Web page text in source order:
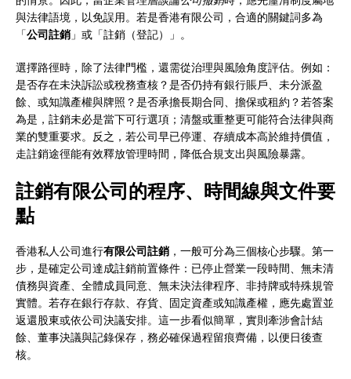
與法律語境，以免誤用。若是香港有限公司，合適的關鍵詞多為
「公司註銷 」或「註銷（登記）」。
選擇路徑時，除了法律門檻，還需從治理與風險角度評估。例如：
是否存在未決訴訟或稅務查核？是否仍持有銀行賬戶、未分派盈
餘、或知識產權與牌照？是否承擔長期合同、擔保或租約？若答案
為是，註銷未必是當下可行選項；清盤或重整更可能符合法律與商
業的雙重要求。反之，若公司早已停運、存續成本高於維持價值，
走註銷途徑能有效釋放管理時間，降低合規支出與風險暴露。
註銷有限公司的程序、時間線與文件要
點
香港私人公司進行有限公司註銷 ，一般可分為三個核心步驟。第一
步，是確定公司達成註銷前置條件：已停止營業一段時間、無未清
債務與資產、全體成員同意、無未決法律程序、非持牌或特殊規管
實體。若存在銀行存款、存貨、固定資產或知識產權，應先處置並
返還股東或依公司決議安排。這一步看似簡單，實則牽涉會計結
餘、董事決議與記錄保存，務必確保過程留痕齊備，以便日後查
核。